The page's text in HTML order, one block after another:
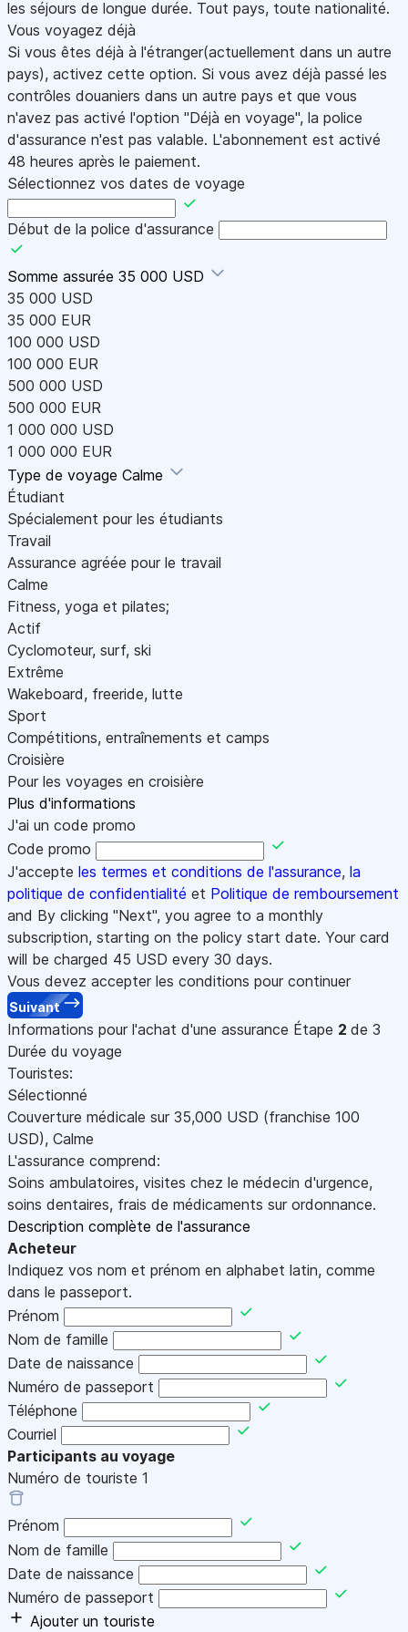
les séjours de longue durée. Tout pays, toute nationalité.
Vous voyagez déjà
Si vous êtes déjà à l'étranger(actuellement dans un autre
pays), activez cette option. Si vous avez déjà passé les
contrôles douaniers dans un autre pays et que vous
n'avez pas activé l'option "Déjà en voyage", la police
d'assurance n'est pas valable. L'abonnement est activé
48 heures après le paiement.
Sélectionnez vos dates de voyage
Début de la police d'assurance
Somme assurée 35 000 USD
35 000 USD
35 000 EUR
100 000 USD
100 000 EUR
500 000 USD
500 000 EUR
1 000 000 USD
1 000 000 EUR
Type de voyage Calme
Étudiant
Spécialement pour les étudiants
Travail
Assurance agréée pour le travail
Calme
Fitness, yoga et pilates;
Actif
Cyclomoteur, surf, ski
Extrême
Wakeboard, freeride, lutte
Sport
Compétitions, entraînements et camps
Croisière
Pour les voyages en croisière
Plus d'informations
J'ai un code promo
Code promo
J'accepte les termes et conditions de l'assurance, la
politique de confidentialité et Politique de remboursement
and By clicking "Next", you agree to a monthly
subscription, starting on the policy start date. Your card
will be charged 45 USD every 30 days.
Vous devez accepter les conditions pour continuer
Suivant
Informations pour l'achat d'une assurance Étape 2 de 3
Durée du voyage
Touristes:
Sélectionné
Couverture médicale sur 35,000 USD (franchise 100
USD), Calme
L'assurance comprend:
Soins ambulatoires, visites chez le médecin d'urgence,
soins dentaires, frais de médicaments sur ordonnance.
Description complète de l'assurance
Acheteur
Indiquez vos nom et prénom en alphabet latin, comme
dans le passeport.
Prénom
Nom de famille
Date de naissance
Numéro de passeport
Téléphone
Courriel
Participants au voyage
Numéro de touriste 1
Prénom
Nom de famille
Date de naissance
Numéro de passeport
Ajouter un touriste